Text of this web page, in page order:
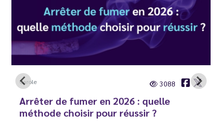
Carole 3088
Arrêter de fumer en 2026 : quelle
méthode choisir pour réussir ?